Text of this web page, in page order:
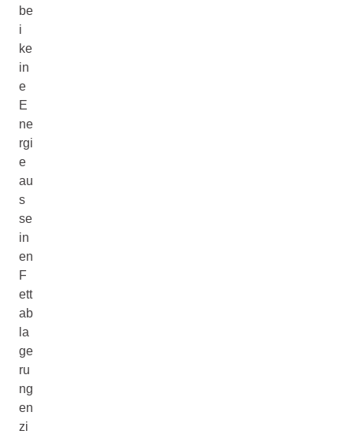
be
i
ke
in
e
E
ne
rgi
e
au
s
se
in
en
F
ett
ab
la
ge
ru
ng
en
zi